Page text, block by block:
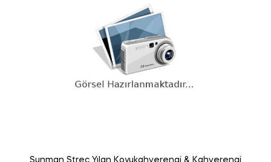
Sunman Streç Yılan Koyukahverengi & Kahverengi